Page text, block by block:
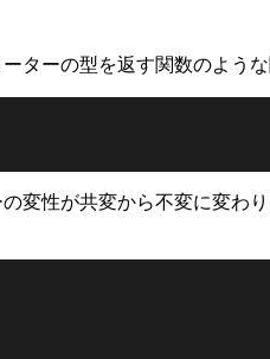
ーの型を返す関数のよう
変性が共変から不変に変わり